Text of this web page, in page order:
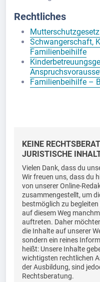
Rechtliches
Schwangerschaft,
Familienbeihilfe
Familienbeihilfe –
KEINE
JURISTISCHE
Vielen Dank, dass du
Wir freuen uns, dass du
von unserer Online-
zusammengestellt, um
bestmöglich zu
auf diesem Weg
auftreten. Daher
die Inhalte auf unserer
sondern ein reines
heißt: Unsere Inhalte
wichtigsten rechtlichen
der Ausbildung, sind
Rechtsberatung.